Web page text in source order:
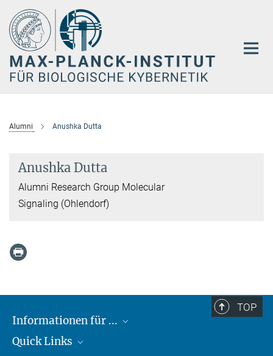
Hauptinhalt
Alumni Anushka Dutta
Anushka Dutta
Alumni Research Group Molecular
Signaling (Ohlendorf)
TOP
Informationen für ...
Lieferanten
Quick Links